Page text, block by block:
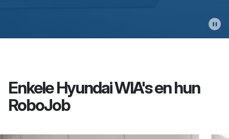
Enkele Hyundai WIA's en hun
RoboJob